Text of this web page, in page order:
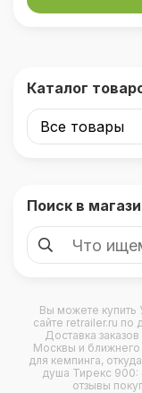
Каталог
Поиск в
Вы можете купить
сайте retrailer.ru по
Доставка
Москвы и
для кемпинга,
душа Тирекс 900:
отзывы